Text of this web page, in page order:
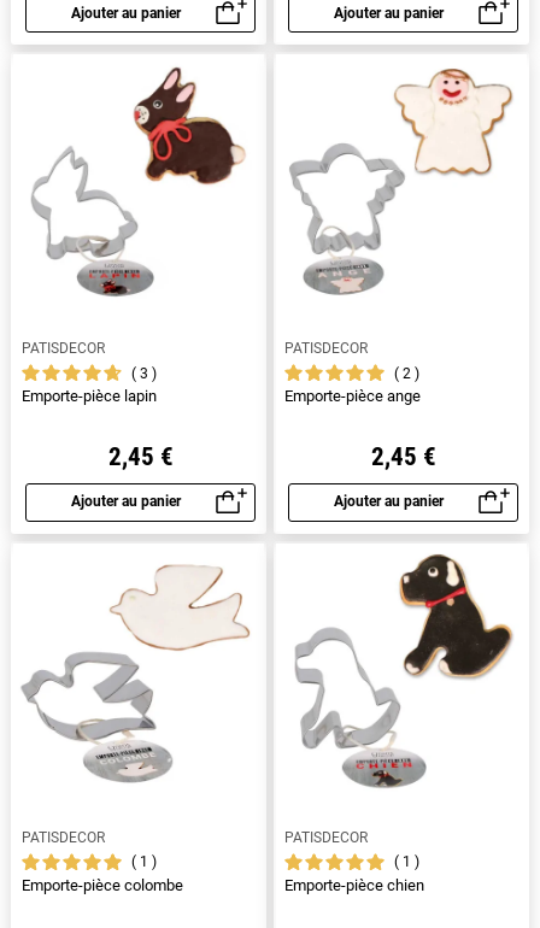
Ajouter au panier
Aperçu rapide
Ajouter au panier
Aperçu rapide
PATISDECOR
3
Emporte-pièce lapin
2,45 €
Ajouter au panier
Aperçu rapide
PATISDECOR
2
Emporte-pièce ange
2,45 €
Ajouter au panier
Aperçu rapide
PATISDECOR
1
Emporte-pièce colombe
PATISDECOR
1
Emporte-pièce chien